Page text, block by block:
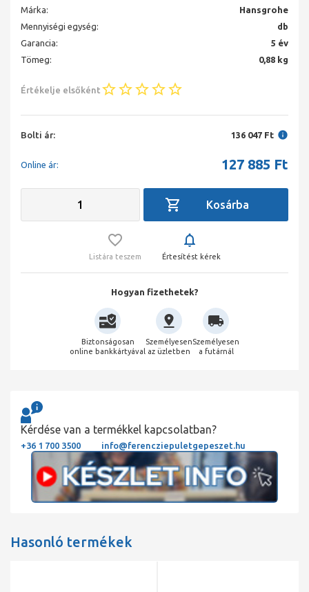
Márka:
Hansgrohe
Mennyiségi egység:
db
Garancia:
5 év
Tömeg:
0,88 kg
Értékelje elsőként
Bolti ár: 136 047 Ft
Online ár: 127 885 Ft
Listára teszem Értesítést kérek
Hogyan fizethetek?
Biztonságosan
online bankkártyával
Személyesen
az üzletben
Személyesen
a futárnál
Kérdése van a termékkel kapcsolatban?
+36 1 700 3500 info@ferencziepuletgepeszet.hu
Hasonló termékek